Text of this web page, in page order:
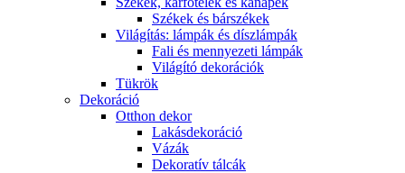
Székek és bárszékek
Világítás: lámpák és díszlámpák
Fali és mennyezeti lámpák
Világító dekorációk
Tükrök
Dekoráció
Otthon dekor
Lakásdekoráció
Vázák
Dekoratív tálcák